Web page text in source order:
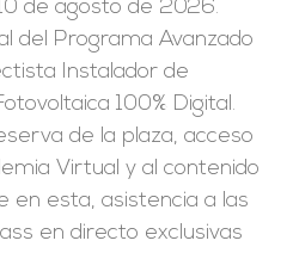
625,00€.
de agosto de 2026.
del Programa Avanzado
Instalador de
100% Digital.
de la plaza, acceso
Virtual y al contenido
en esta, asistencia a las
en directo exclusivas